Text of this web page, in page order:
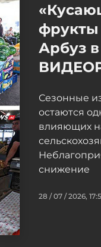
Арбуз
Сезонные
остаются
влияющих
снижение
28 / 07 / 2026,